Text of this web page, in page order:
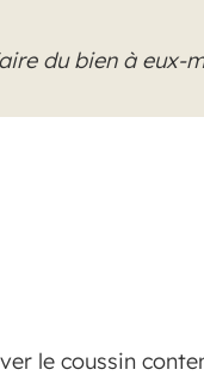
du bien à eux-
le coussin